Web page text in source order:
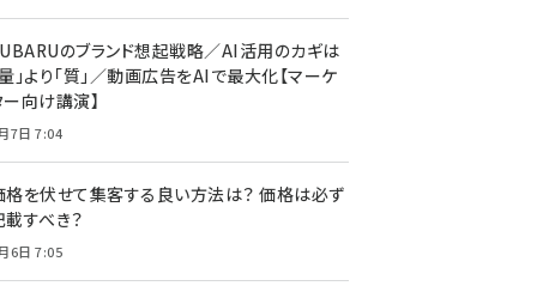
のブランド想起戦略／AI活用のカギは
量」より「質」／動画広告をAIで最大化【マーケ
ー向け講演】
7日 7:04
格を伏せて集客する良い方法は？ 価格は必ず
載すべき？
6日 7:05